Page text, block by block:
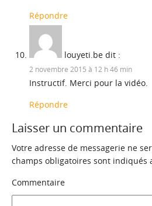
Répondre
louyeti.be dit :
2 novembre 2015 à 12 h 46 min
Instructif. Merci pour la vidéo.
Répondre
Laisser un commentaire
Votre adresse de messagerie ne
champs obligatoires sont indiqués
Commentaire